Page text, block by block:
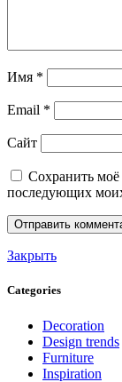
Имя *
Email *
Сайт
Сохранить моё
последующих
Закрыть
Categories
Decoration
Design trends
Furniture
Inspiration